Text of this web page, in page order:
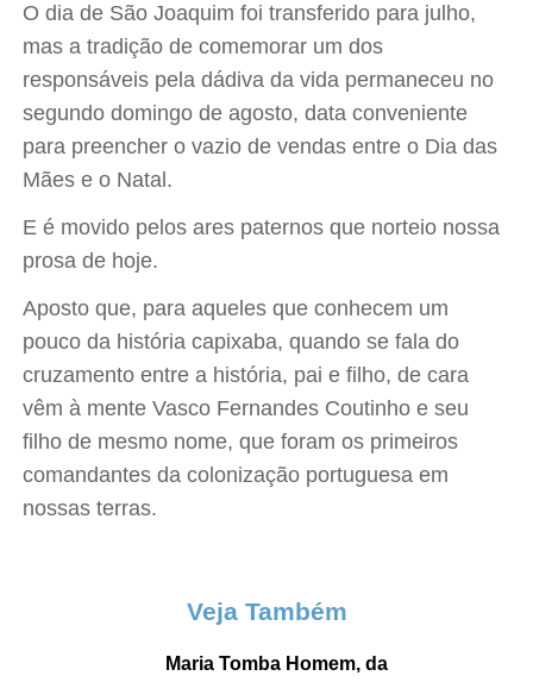
O dia de São Joaquim foi transferido para julho,
mas a tradição de comemorar um dos
responsáveis pela dádiva da vida permaneceu no
segundo domingo de agosto, data conveniente
para preencher o vazio de vendas entre o Dia das
Mães e o Natal.
E é movido pelos ares paternos que norteio nossa
prosa de hoje.
Aposto que, para aqueles que conhecem um
pouco da história capixaba, quando se fala do
cruzamento entre a história, pai e filho, de cara
vêm à mente Vasco Fernandes Coutinho e seu
filho de mesmo nome, que foram os primeiros
comandantes da colonização portuguesa em
nossas terras.
Veja Também
Maria Tomba Homem, da